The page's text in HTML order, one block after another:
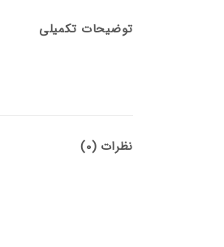
توضیحات تکمیلی
نظرات (0)